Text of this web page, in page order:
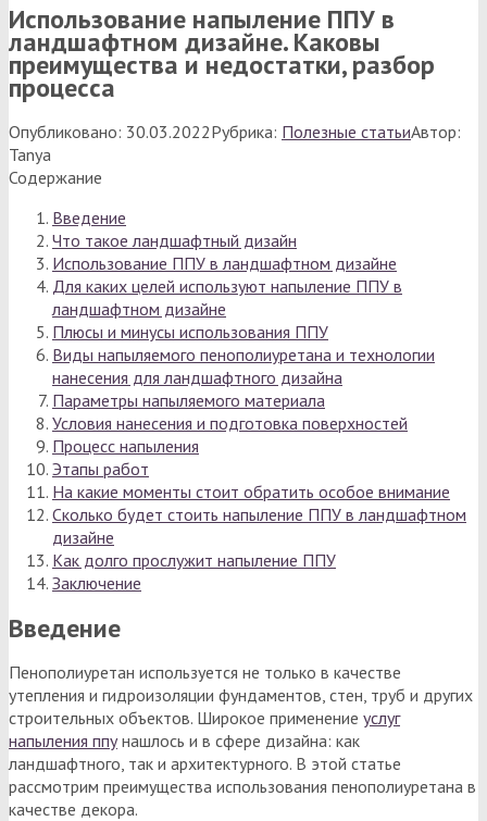
Использование напыление ППУ в
ландшафтном дизайне. Каковы
преимущества и недостатки, разбор
процесса
Опубликовано: 30.03.2022Рубрика: Полезные статьиАвтор:
Tanya
Содержание
Введение
Что такое ландшафтный дизайн
Использование ППУ в ландшафтном дизайне
Для каких целей используют напыление ППУ в
ландшафтном дизайне
Плюсы и минусы использования ППУ
Виды напыляемого пенополиуретана и технологии
нанесения для ландшафтного дизайна
Параметры напыляемого материала
Условия нанесения и подготовка поверхностей
Процесс напыления
Этапы работ
На какие моменты стоит обратить особое внимание
Сколько будет стоить напыление ППУ в ландшафтном
дизайне
Как долго прослужит напыление ППУ
Заключение
Введение
Пенополиуретан используется не только в качестве
утепления и гидроизоляции фундаментов, стен, труб и других
строительных объектов. Широкое применение услуг
напыления ппунашлось и в сфере дизайна: как
ландшафтного, так и архитектурного. В этой статье
рассмотрим преимущества использования пенополиуретана в
качестве декора.